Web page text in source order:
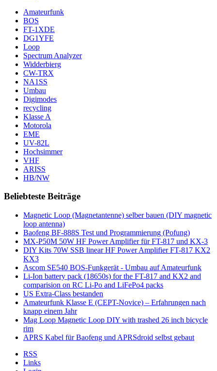
Amateurfunk
BOS
FT-1XDE
DG1YFE
Loop
Spectrum Analyzer
Widderbierg
CW-TRX
NA1SS
Umbau
Digimodes
recycling
Klasse A
Motorola
EME
UV-82L
Hochsimmer
VHF
ARISS
HB/NW
Beliebteste Beiträge
Magnetic Loop (Magnetantenne) selber bauen (DIY magnetic
loop antenna)
Baofeng BF-888S Test und Programmierung (Pofung)
MX-P50M 50W HF Power Amplifier für FT-817 und KX-3
DIY Kits 70W SSB linear HF Power Amplifier FT-817 KX2
KX3
Ascom SE540 BOS-Funkgerät - Umbau auf Amateurfunk
Li-Ion battery pack (18650s) for the FT-817 and KX2 and
comparision on RC Li-Po and LiFePo4 packs
US Extra-Class bestanden
Amateurfunk Klasse E (CEPT-Novice) – Erfahrungen nach
knapp einem Jahr
Mag Loop Magnetic Loop DIY with trashed 26 inch bicycle
rim
APRS Kabel für Baofeng und APRSdroid selbst gebaut
RSS
Links